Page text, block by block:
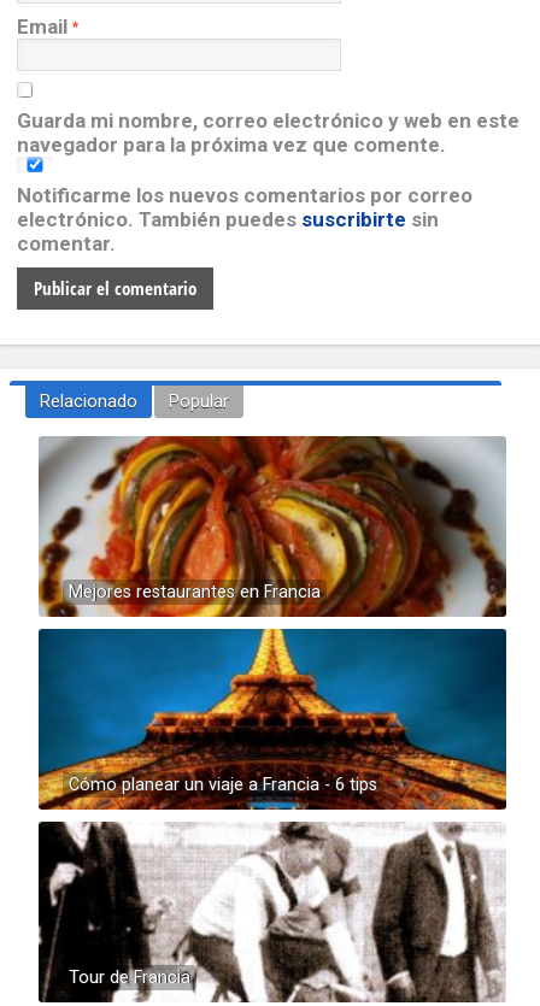
Email *
Guarda mi nombre, correo electrónico y web en este
navegador para la próxima vez que comente.
Notificarme los nuevos comentarios por correo
electrónico. También puedes suscribirte sin
comentar.
Relacionado Popular
Mejores restaurantes en Francia
Cómo planear un viaje a Francia - 6 tips
Tour de Francia